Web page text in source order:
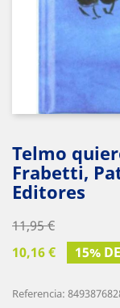
Telmo
Frabetti,
Editores
11,95 €
10,16 €
15%
Referencia: